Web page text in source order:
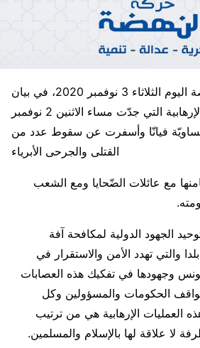
أدانت حركة النهضة اليوم الثلاثاء 3 نوفمبر 2020، في بيان
أصدرته، الجريمة الإرهابية التي جدّت مساء الاثنين 2 نوفمبر
النمساويّة فيانّا وأسفرت عن سقوط عدد من
القتلى والجرحى الأبرياء
مع عائلات الضّحايا ومع الشعب
الجهود الدولية لمكافحة آفة
والتي تهدد الأمن والاستقرار في
وجهودها في تفكيك هذه العصابات
الحكومات والمسؤولين وكل
العمليات الإرهابية هي من ترتيب
لا علاقة لها بالإسلام والمسلمين.